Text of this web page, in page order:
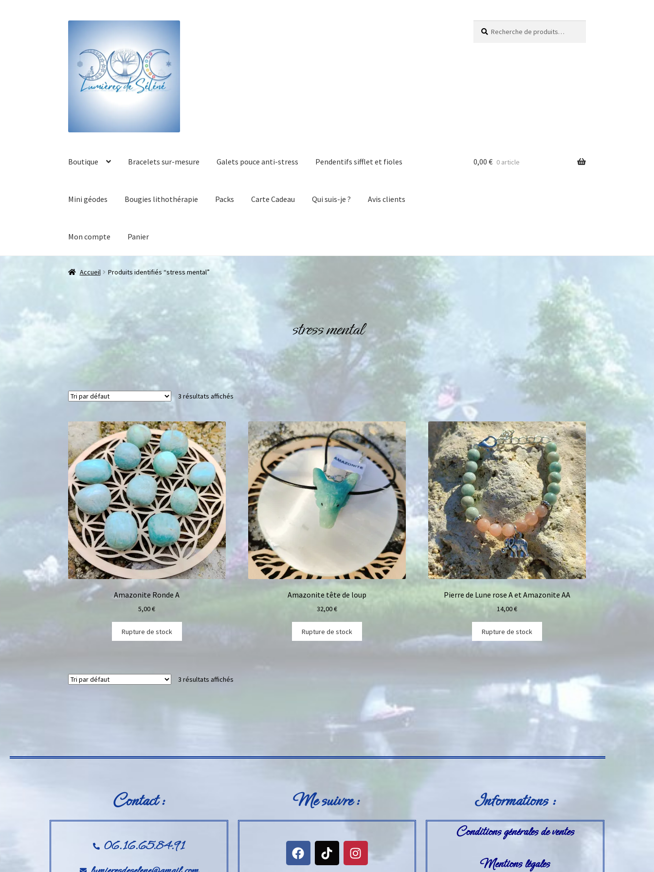
Boutique Bracelets sur-mesure Galets pouce anti-stress Pendentifs sifflet et fioles
Mini géodes Bougies lithothérapie Packs Carte Cadeau Qui suis-je ? Avis clients
Mon compte Panier
0,00 € 0 article
Accueil Produits identifiés “stress mental”
stress mental
3 résultats affichés
Amazonite Ronde A
5,00€
Rupture de stock
Amazonite tête de loup
32,00€
Rupture de stock
Pierre de Lune rose A et Amazonite AA
14,00€
Rupture de stock
3 résultats affichés
Contact : Me suivre : Informations :
06.16.65.84.91
Conditions générales de ventes
Mentions légales